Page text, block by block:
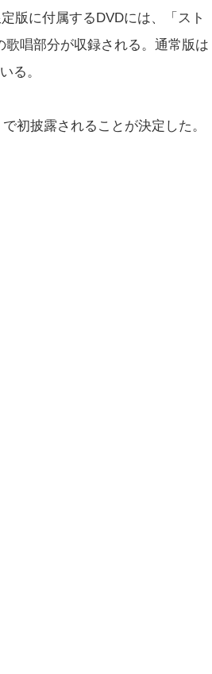
版に付属するDVDには、「スト
唱部分が収録される。通常版は
る。
初披露されることが決定した。